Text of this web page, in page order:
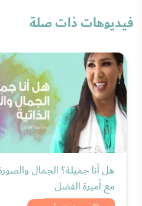
فيديوهات ذات صلة
هل أنا جميلة؟ الجمال والصورة
مع أميرة الفضل